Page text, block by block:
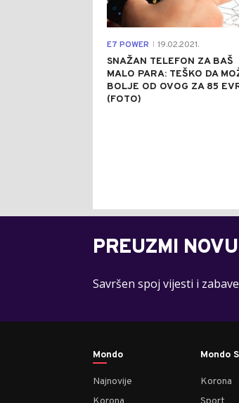
E7 POWER 19.02.2021.
SNAŽAN TELEFON ZA BAŠ
MALO PARA: TEŠKO DA
BOLJE OD OVOG ZA 85
(FOTO)
PREUZMI
Savršen spoj vijesti i
Mondo
Najnovije
Mondo
Korona